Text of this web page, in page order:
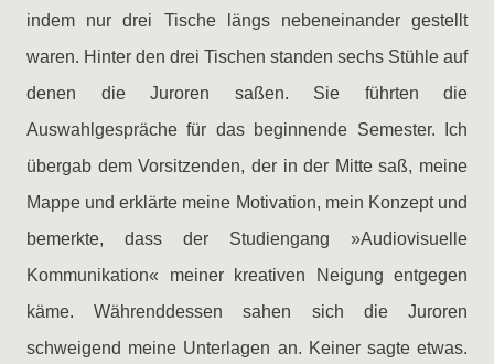
indem nur drei Tische längs nebeneinander gestellt
waren. Hinter den drei Tischen standen sechs Stühle auf
denen die Juroren saßen. Sie führten die
Auswahlgespräche für das beginnende Semester. Ich
übergab dem Vorsitzenden, der in der Mitte saß, meine
Mappe und erklärte meine Motivation, mein Konzept und
bemerkte, dass der Studiengang »Audiovisuelle
Kommunikation« meiner kreativen Neigung entgegen
käme. Währenddessen sahen sich die Juroren
schweigend meine Unterlagen an. Keiner sagte etwas.